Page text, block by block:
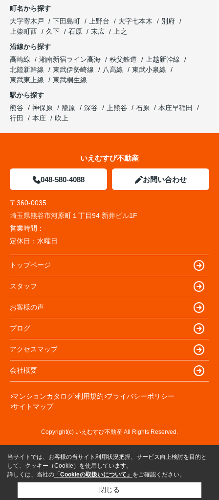
町名から探す
大字寄木戸
下田島町 上野台 大字七本木
別府
上柴町西
久下 石原 末広
上之
沿線から探す
高崎線
湘南新宿ライン高海 秩父鉄道
上越新幹線
北陸新幹線
東武伊勢崎線 八高線
東武小泉線
東武東上線
東武桐生線
駅から探す
熊谷
神保原 籠原 深谷 上熊谷 石原
本庄早稲田
行田
本庄 吹上
いえむすび不動産
048-580-4088 お問い合わせ
〒360-0035
埼玉県熊谷市河原町１丁目94 新井ビル1F
営業時間： -
定休日： 水曜日
トップページ
スタッフ
お客様の声
ブログ
アクセスマップ
会社概要
マンションカタログ 利用規約 プライバシーポリシー
サイトマップ
Copyright(c) いえむすび不動産 All Rights Reserved.
当サイトでは、お客様の当サイト利用状況把握、サービス向上検討を目的と
して、クッキー（Cookie）を使用しています。
詳しくは、当社の 「Cookieの取扱いについて」 をご確認ください。
閉じる